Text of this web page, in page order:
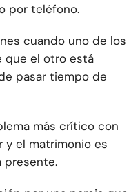
por teléfono.
cuando uno de los
que el otro está
pasar tiempo de
más crítico con
y el matrimonio es
presente.